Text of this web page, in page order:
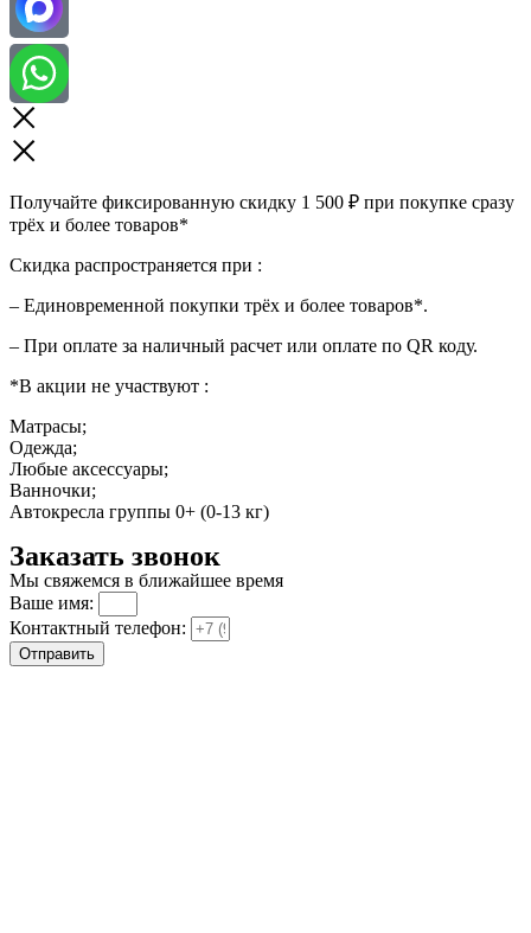
Получайте фиксированную скидку 1 500 ₽ при покупке сразу
трёх и более товаров*
Скидка распространяется при :
– Единовременной покупки трёх и более товаров*.
– При оплате за наличный расчет или оплате по QR коду.
*В акции не участвуют :
Матрасы;
Одежда;
Любые аксессуары;
Ванночки;
Автокресла группы 0+ (0-13 кг)
Заказать звонок
Мы свяжемся в ближайшее время
Ваше имя:
Контактный телефон:
Отправить